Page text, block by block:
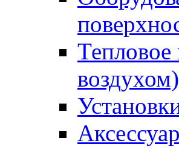
Тепловое
воздухом)